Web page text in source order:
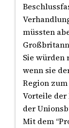
müssten
Sie würden
wenn sie
Region
Vorteile
der
Mit dem